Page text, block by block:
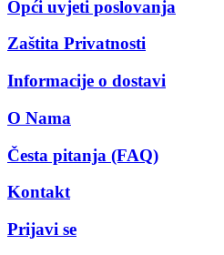
Opći uvjeti poslovanja
Zaštita Privatnosti
Informacije o dostavi
O Nama
Česta pitanja (FAQ)
Kontakt
Prijavi se